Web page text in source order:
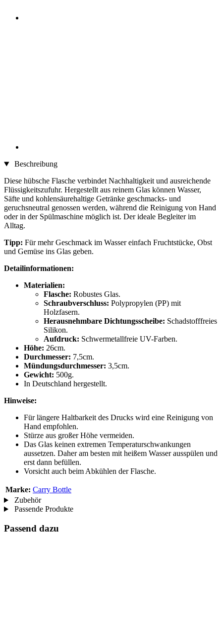
Beschreibung
Diese hübsche Flasche verbindet Nachhaltigkeit und ausreichende
Flüssigkeitszufuhr. Hergestellt aus reinem Glas können Wasser,
Säfte und kohlensäurehaltige Getränke geschmacks- und
geruchsneutral genossen werden, während die Reinigung von Hand
oder in der Spülmaschine möglich ist. Der ideale Begleiter im
Alltag.
Tipp: Für mehr Geschmack im Wasser einfach Fruchtstücke, Obst
und Gemüse ins Glas geben.
Detailinformationen:
Materialien:
Flasche: Robustes Glas.
Schraubverschluss: Polypropylen (PP) mit
Holzfasern.
Herausnehmbare Dichtungsscheibe: Schadstofffreies
Silikon.
Aufdruck: Schwermetallfreie UV-Farben.
Höhe: 26cm.
Durchmesser: 7,5cm.
Mündungsdurchmesser: 3,5cm.
Gewicht: 500g.
In Deutschland hergestellt.
Hinweise:
Für längere Haltbarkeit des Drucks wird eine Reinigung von
Hand empfohlen.
Stürze aus großer Höhe vermeiden.
Das Glas keinen extremen Temperaturschwankungen
aussetzen. Daher am besten mit heißem Wasser ausspülen und
erst dann befüllen.
Vorsicht auch beim Abkühlen der Flasche.
Marke: Carry Bottle
Zubehör
Passende Produkte
Passend dazu